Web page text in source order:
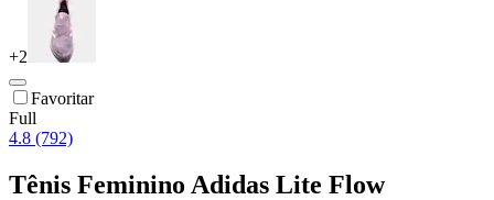
+2
Favoritar
Full
4.8 (792)
Tênis Feminino Adidas Lite Flow